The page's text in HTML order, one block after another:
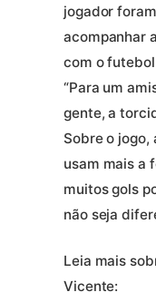
jogador
acompanhar
com o
“Para um
gente, a
Sobre o jogo,
usam mais a
muitos gols
não seja
Leia mais
Vicente: